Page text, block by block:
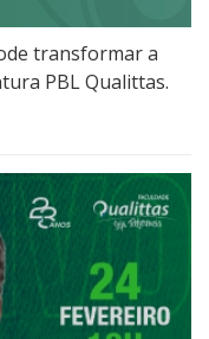
transformar a
PBL Qualittas.